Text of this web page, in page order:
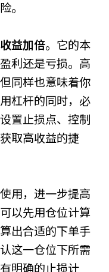
。
益加倍。它的本
利还是亏损。高
同样也意味着你
杠杆的同时，必
置止损点、控制
取高收益的捷
用，进一步提高
以先用仓位计算
出合适的下单手
这一仓位下所需
明确的止损计